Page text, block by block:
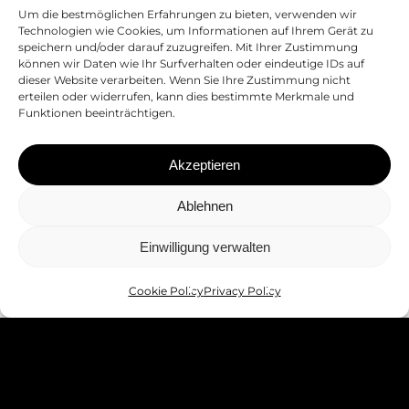
Um die bestmöglichen Erfahrungen zu bieten, verwenden wir
Technologien wie Cookies, um Informationen auf Ihrem Gerät zu
speichern und/oder darauf zuzugreifen. Mit Ihrer Zustimmung
können wir Daten wie Ihr Surfverhalten oder eindeutige IDs auf
dieser Website verarbeiten. Wenn Sie Ihre Zustimmung nicht
erteilen oder widerrufen, kann dies bestimmte Merkmale und
Funktionen beeinträchtigen.
Akzeptieren
Ablehnen
Einwilligung verwalten
Cookie PolicyPrivacy Policy
T:+39 0471 61 66 77
P:gibitz.gmbh@pec.it
PRIVACY POLICY
IMPRESSUM
MwSt.-Nr. 03141090211 | SDI-Code:
Bleiben Sie auf dem Laufenden